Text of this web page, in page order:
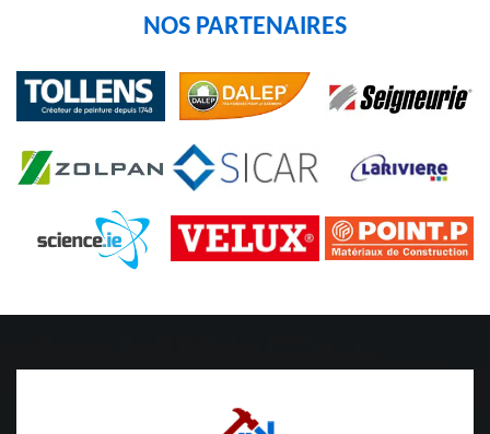
NOS PARTENAIRES